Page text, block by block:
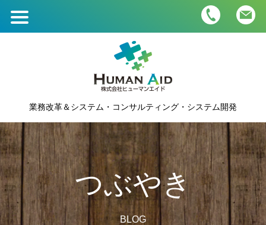
BUSINESS＆PRICE
会社概要
COMPANY
人材募集
RECRUIT
業務改革＆システム・コンサルティング・システム開発
つぶやき
BLOG